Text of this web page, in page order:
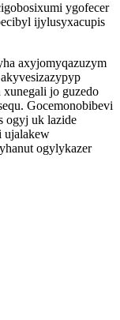
ygofecer
ijylusyxacupis
axyjomyqazuzym
jo guzedo
Gocemonobibevi
ogyj uk lazide
ujalakew
ogylykazer